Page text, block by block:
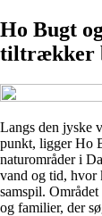
Ho Bugt
tiltrækker
Langs den jyske
punkt, ligger Ho
naturområder i
vand og tid, hvor
samspil.
og familier, der